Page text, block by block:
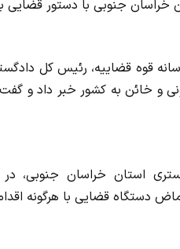
قوه قضاییه، رئیس کل
و خائن به کشور خبر داد و
استان خراسان جنوبی،
دستگاه قضایی با هرگونه